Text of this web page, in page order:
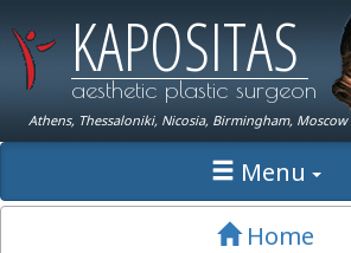
KAPOSITAS
aesthetic plastic surgeon
Athens, Thessaloniki, Nicosia, Birmingham, Moscow
Menu
Home